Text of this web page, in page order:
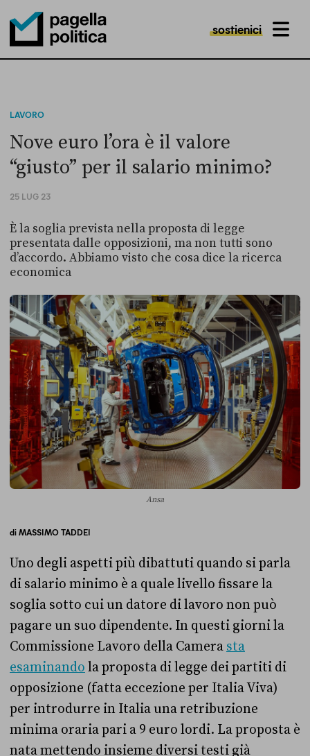
Pagella Politica Logo
sostienici MENU
LAVORO
Nove euro l’ora è il valore
“giusto” per il salario minimo?
25 LUG 23
È la soglia prevista nella proposta di legge
presentata dalle opposizioni, ma non tutti sono
d’accordo. Abbiamo visto che cosa dice la ricerca
economica
Ansa
diMASSIMO TADDEI
Uno degli aspetti più dibattuti quando si parla
di salario minimo è a quale livello fissare la
soglia sotto cui un datore di lavoro non può
pagare un suo dipendente. In questi giorni la
Commissione Lavoro della Camera sta
esaminando la proposta di legge dei partiti di
opposizione (fatta eccezione per Italia Viva)
per introdurre in Italia una retribuzione
minima oraria pari a 9 euro lordi. La proposta è
nata mettendo insieme diversi testi già